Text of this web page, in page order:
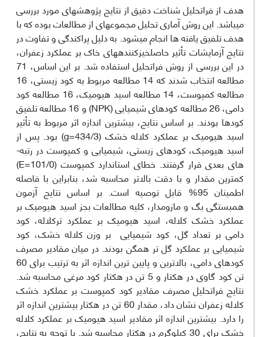
هدف از فراتحلیل شناخت دقیق از نتایج پژوهش­های مورد بررسی
می­باشد. این روش آماری تحلیل مجموعه­ای از مطالعات بوده که با
هدف تلفیق یافته­ ها انجام می­شود. به دلیل پراکندگی و تفاوت در
نتایج آزمایشات تأثیر حاصلخیزکننده­های خاک بر عملکرد زعفران،
در این بررسی از روش فراتحلیل استفاده شد. بر این اساس، 71
مطالعه انتخاب شدند که 14 مطالعه مربوط به کود زیستی، 16
مطالعه کمپوست، 14 مطالعه اسید هیومیک، 16 مطالعه کود
دامی، 26 مطالعه کودهای شیمیایی (NPK) و 16 مطالعه تلفیق
کودها بودند. بر اساس نتایج، بیشترین اندازه اثر مربوط به تأثیر
اسید هیومیک بر عملکرد کلاله خشک (434/3=g) بود. پس از
اسید هیومیک، کودهای زیستی، شیمیایی و کمپوست در رتبه­
های بعدی قرار گرفتند. خطای استاندارد کمپوست (101/0=E)
کمترین مقدار و با دقت بالاتر محاسبه شد، بنابراین با فاصله
اطمینان 95% قابل توصیه است. بر اساس نتایج آزمون
همبستگی بگ و مازومدار، کلیه مطالعات بجز اسید هیومیک بر
عملکرد خشک کلاله، اسید هیومیک بر عملکرد ترکلاله، کود
دامی بر تعداد گل، کود شیمیایی بر وزن کلاله خشک، کود
شیمیایی بر عملکرد گل تر همگن بودند. در میان مقادیر مصرف
کود‌های دامی، بالاترین و پایین­ ترین اندازه اثر به ترتیب برای 60
تن کود گاوی در هکتار و 5 تن در هکتار کود مرغی محاسبه شد.
نتایج فراتحلیل مصرف مقادیر کود کمپوست بر عملکرد خشک
کلاله زعفران نشان داد، مقدار 60 تن در هکتار بیشترین اندازه اثر
را دارد. بیشترین اندازه اثر مقادیر اسید هیومیک بر عملکرد کلاله
خشک برای 30 کیلوگرم در هکتار محاسبه شد. با توجه به نتایج،